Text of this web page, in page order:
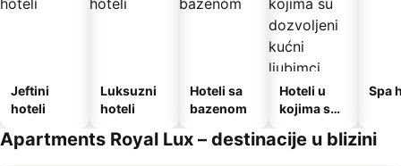
Jeftini
hoteli
Luksuzni
hoteli
Hoteli sa
bazenom
Hoteli u
kojima su
kućni
Spa
Apartments Royal Lux – destinacije u blizini